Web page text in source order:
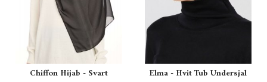
Chiffon Hijab - Svart Elma - Hvit Tub Undersjal